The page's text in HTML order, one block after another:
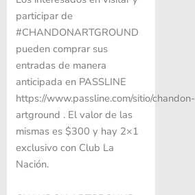
participar de
#CHANDONARTGROUND
pueden comprar sus
entradas de manera
anticipada en PASSLINE
https://www.passline.com/sitio/chandon-
artground . El valor de las
mismas es $300 y hay 2×1
exclusivo con Club La
Nación.